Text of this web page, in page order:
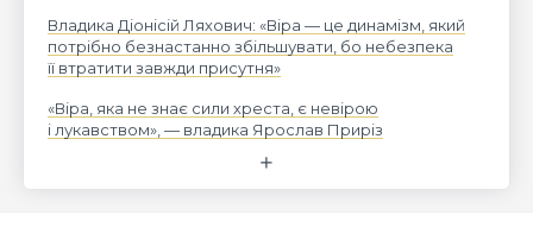
Владика Діонісій Ляхович: «Віра — це динамізм, який
потрібно безнастанно збільшувати, бо небезпека
її втратити завжди присутня»
«Віра, яка не знає сили хреста, є невірою
і лукавством», — владика Ярослав Приріз